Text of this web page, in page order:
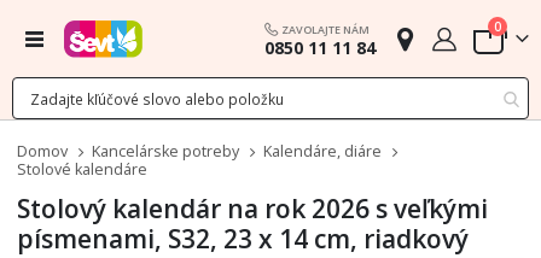
Menu ZAVOLAJTE NÁM
0850 11 11 84 Cart
0
Domov Kancelárske potreby
Kalendáre, diáre
Stolové kalendáre
Stolový kalendár na rok 2026 s veľkými
písmenami, S32, 23 x 14 cm, riadkový